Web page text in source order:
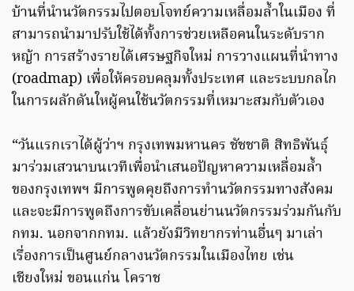
บ้านที่นำนวัตกรรมไปตอบโจทย์ความเหลื่อมล้ำในเมือง ที่
สามารถนำมาปรับใช้ได้ทั้งการช่วยเหลือคนในระดับราก
หญ้า การสร้างรายได้เศรษฐกิจใหม่ การวางแผนที่นำทาง
(roadmap) เพื่อให้ครอบคลุมทั้งประเทศ และระบบกลไก
ในการผลักดันใหผู้คนใช้นวัตกรรมที่เหมาะสมกับตัวเอง
“วันแรกเราได้ผู้ว่าฯ กรุงเทพมหานคร ชัชชาติ สิทธิพันธุ์
มาร่วมเสวนาบนเวทีเพื่อนำเสนอปัญหาความเหลื่อมล้ำ
ของกรุงเทพฯ มีการพูดคุยถึงการทำนวัตกรรมทางสังคม
และจะมีการพูดถึงการขับเคลื่อนย่านนวัตกรรมร่วมกันกับ
กทม. นอกจากกทม. แล้วยังมีวิทยากรท่านอื่นๆ มาเล่า
เรื่องการเป็นศูนย์กลางนวัตกรรมในเมืองไทย เช่น
เชียงใหม่ ขอนแก่น โคราช